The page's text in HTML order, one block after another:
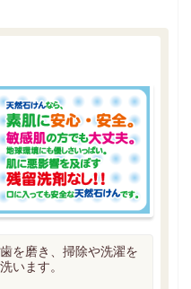
を磨き、掃除や洗濯を
います。